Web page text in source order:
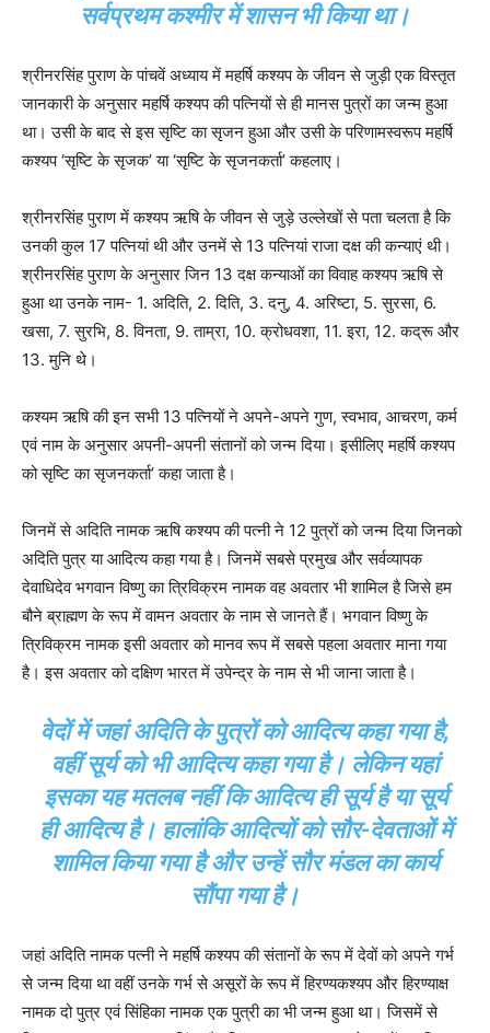
सर्वप्रथम कश्मीर में शासन भी किया था।
श्रीनरसिंह पुराण के पांचवें अध्याय में महर्षि कश्यप के जीवन से जुड़ी एक विस्तृत
जानकारी के अनुसार महर्षि कश्यप की पत्नियों से ही मानस पुत्रों का जन्म हुआ
था। उसी के बाद से इस सृष्टि का सृजन हुआ और उसी के परिणामस्वरूप महर्षि
कश्यप ‘सृष्टि के सृजक’ या ‘सृष्टि के सृजनकर्ता’ कहलाए।
श्रीनरसिंह पुराण में कश्यप ऋषि के जीवन से जुड़े उल्लेखों से पता चलता है कि
उनकी कुल 17 पत्नियां थी और उनमें से 13 पत्नियां राजा दक्ष की कन्याएं थी।
श्रीनरसिंह पुराण के अनुसार जिन 13 दक्ष कन्याओं का विवाह कश्यप ऋषि से
हुआ था उनके नाम- 1. अदिति, 2. दिति, 3. दनु, 4. अरिष्टा, 5. सुरसा, 6.
खसा, 7. सुरभि, 8. विनता, 9. ताम्रा, 10. क्रोधवशा, 11. इरा, 12. कद्रू और
13. मुनि थे।
कश्यम ऋषि की इन सभी 13 पत्नियों ने अपने-अपने गुण, स्वभाव, आचरण, कर्म
एवं नाम के अनुसार अपनी-अपनी संतानों को जन्म दिया। इसीलिए महर्षि कश्यप
को सृष्टि का सृजनकर्ता’ कहा जाता है।
जिनमें से अदिति नामक ऋषि कश्यप की पत्नी ने 12 पुत्रों को जन्म दिया जिनको
अदिति पुत्र या आदित्य कहा गया है। जिनमें सबसे प्रमुख और सर्वव्यापक
देवाधिदेव भगवान विष्णु का त्रिविक्रम नामक वह अवतार भी शामिल है जिसे हम
बौने ब्राह्मण के रूप में वामन अवतार के नाम से जानते हैं। भगवान विष्णु के
त्रिविक्रम नामक इसी अवतार को मानव रूप में सबसे पहला अवतार माना गया
है। इस अवतार को दक्षिण भारत में उपेन्द्र के नाम से भी जाना जाता है।
वेदों में जहां अदिति के पुत्रों को आदित्य कहा गया है,
वहीं सूर्य को भी आदित्य कहा गया है। लेकिन यहां
इसका यह मतलब नहीं कि आदित्य ही सूर्य है या सूर्य
ही आदित्य है। हालांकि आदित्यों को सौर-देवताओं में
शामिल किया गया है और उन्हें सौर मंडल का कार्य
सौंपा गया है।
जहां अदिति नामक पत्नी ने महर्षि कश्यप की संतानों के रूप में देवों को अपने गर्भ
से जन्म दिया था वहीं उनके गर्भ से असूरों के रूप में हिरण्यकश्यप और हिरण्याक्ष
नामक दो पुत्र एवं सिंहिका नामक एक पुत्री का भी जन्म हुआ था। जिसमें से